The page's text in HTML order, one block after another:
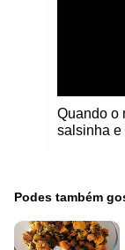
Quando o
salsinha e
Podes também